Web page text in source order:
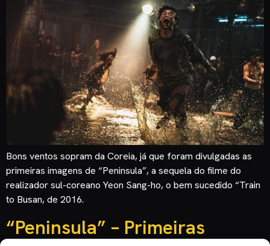
Bons ventos sopram da Coreia, já que foram divulgadas as
primeiras imagens de “Peninsula”, a sequela do filme do
realizador sul-coreano Yeon Sang-ho, o bem sucedido “Train
to Busan, de 2016.
“Peninsula” – Primeiras